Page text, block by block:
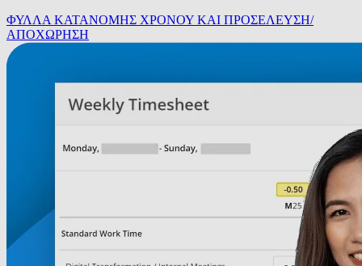
ΦΥΛΛΑ ΚΑΤΑΝΟΜΗΣ ΧΡΟΝΟΥ ΚΑΙ ΠΡΟΣΕΛΕΥΣΗ/
ΑΠΟΧΩΡΗΣΗ